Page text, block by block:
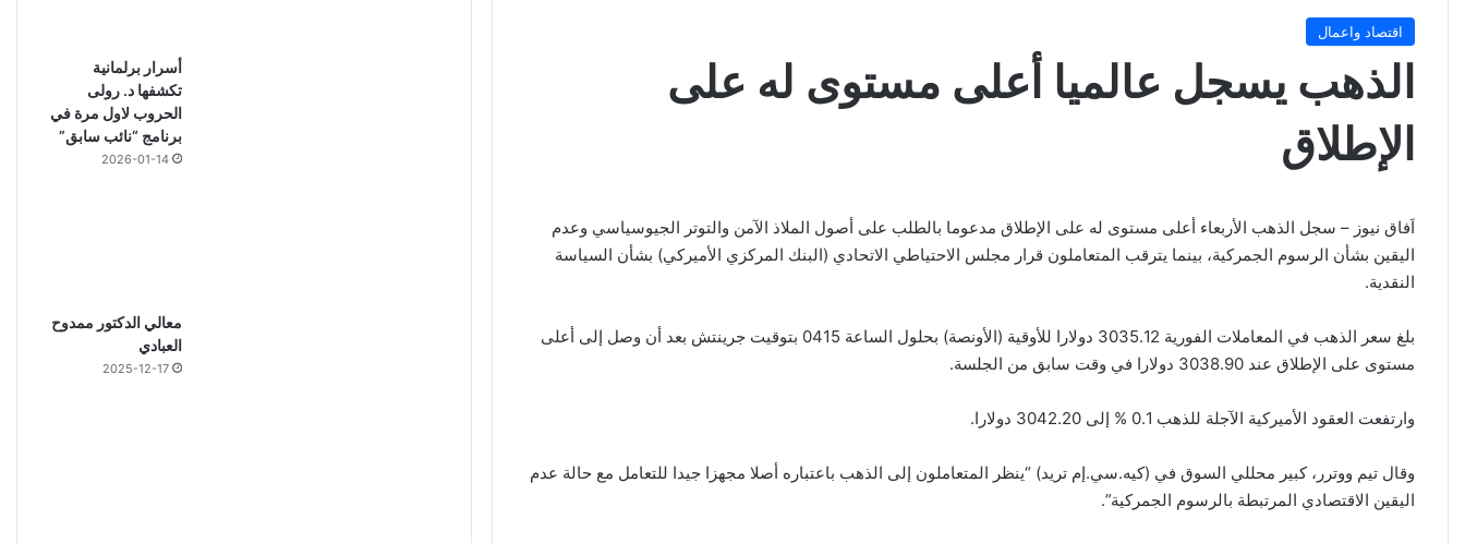
اقتصاد واعمال
الذهب يسجل عالميا أعلى مستوى له على
الإطلاق
اَفاق نيوز – سجل الذهب الأربعاء أعلى مستوى له على الإطلاق مدعوما بالطلب على أصول الملاذ الآمن والتوتر الجيوسياسي وعدم
اليقين بشأن الرسوم الجمركية، بينما يترقب المتعاملون قرار مجلس الاحتياطي الاتحادي (البنك المركزي الأميركي) بشأن السياسة
النقدية.
بلغ سعر الذهب في المعاملات الفورية 3035.12 دولارا للأوقية (الأونصة) بحلول الساعة 0415 بتوقيت جرينتش بعد أن وصل إلى أعلى
مستوى على الإطلاق عند 3038.90 دولارا في وقت سابق من الجلسة.
وارتفعت العقود الأميركية الآجلة للذهب 0.1 % إلى 3042.20 دولارا.
وقال تيم ووترر، كبير محللي السوق في (كيه.سي.إم تريد) “ينظر المتعاملون إلى الذهب باعتباره أصلا مجهزا جيدا للتعامل مع حالة عدم
اليقين الاقتصادي المرتبطة بالرسوم الجمركية”.
أسرار برلمانية
تكشفها د. رولى
الحروب لاول مرة في
برنامج “نائب سابق”
2026-01-14
معالي الدكتور ممدوح
العبادي
2025-12-17